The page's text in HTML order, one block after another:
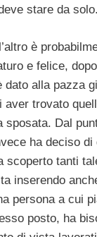
stare da
è
e felice,
dato alla pazza
aver trovato
sposata. Dal
ha deciso di
scoperto tanti
inserendo
persona a cui
posto, ha